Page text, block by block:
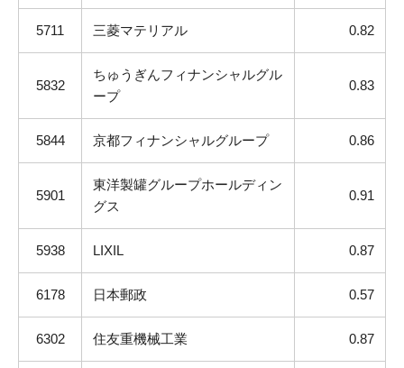
5711 三菱マテリアル 0.82
5832
ちゅうぎんフィナンシャルグル
ープ
0.83
5844 京都フィナンシャルグループ 0.86
5901
東洋製罐グループホールディン
グス
0.91
5938 LIXIL 0.87
6178 日本郵政 0.57
6302 住友重機械工業 0.87